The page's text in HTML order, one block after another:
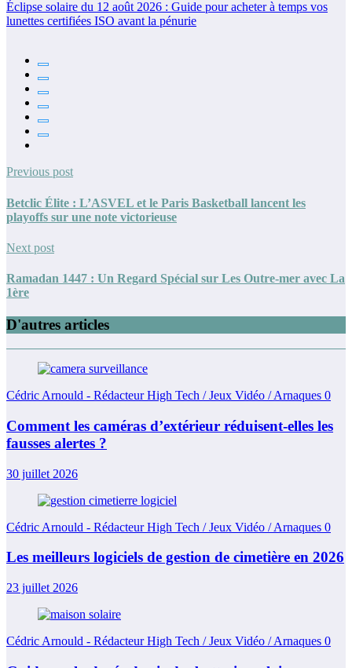
Éclipse solaire du 12 août 2026 : Guide pour acheter à temps vos
lunettes certifiées ISO avant la pénurie
Previous post
Betclic Élite : L’ASVEL et le Paris Basketball lancent les
playoffs sur une note victorieuse
Next post
Ramadan 1447 : Un Regard Spécial sur Les Outre-mer avec La
1ère
D'autres articles
Cédric Arnould - Rédacteur High Tech / Jeux Vidéo / Arnaques 0
Comment les caméras d’extérieur réduisent-elles les
fausses alertes ?
30 juillet 2026
Cédric Arnould - Rédacteur High Tech / Jeux Vidéo / Arnaques 0
Les meilleurs logiciels de gestion de cimetière en 2026
23 juillet 2026
Cédric Arnould - Rédacteur High Tech / Jeux Vidéo / Arnaques 0